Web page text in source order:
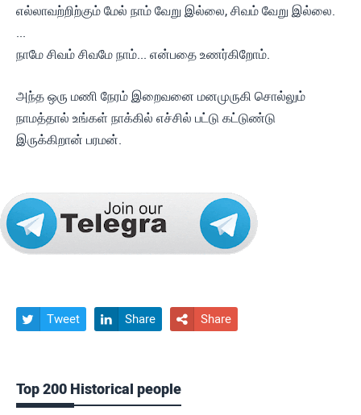
எல்லாவற்றிற்கும் மேல் நாம் வேறு இல்லை, சிவம் வேறு இல்லை.
...
நாமே சிவம் சிவமே நாம்... என்பதை உணர்கிறோம்.
அந்த ஒரு மணி நேரம் இறைவனை மனமுருகி சொல்லும்
நாமத்தால் உங்கள் நாக்கில் எச்சில் பட்டு கட்டுண்டு
இருக்கிறான் பரமன்.
 Tweet  Share  Share
Top 200 Historical people